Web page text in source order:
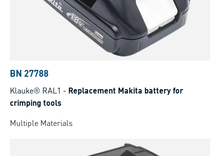
BN 27788
Klauke® RAL1 - Replacement Makita battery for
crimping tools
Multiple Materials